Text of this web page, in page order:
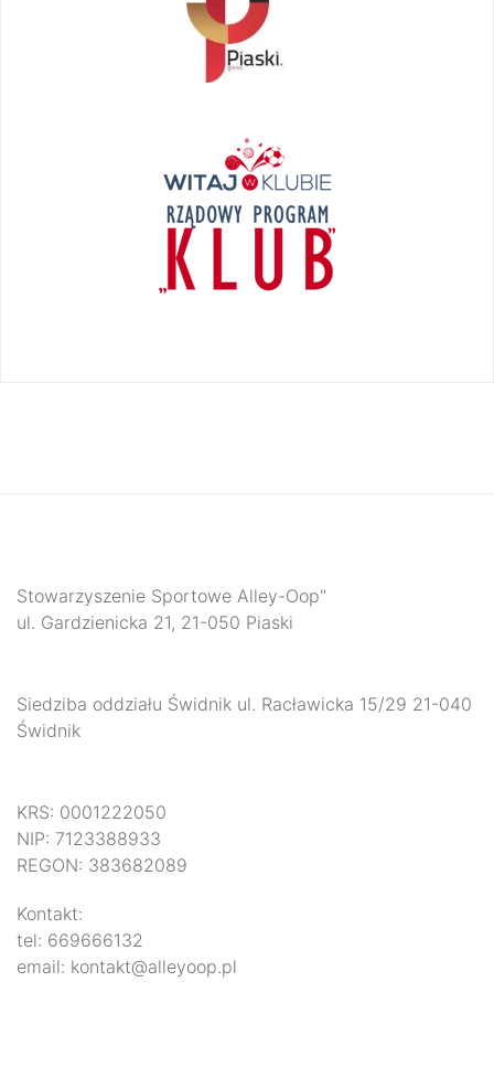
Stowarzyszenie Sportowe Alley-Oop"
ul. Gardzienicka 21, 21-050 Piaski
Siedziba oddziału Świdnik ul. Racławicka 15/29 21-040
Świdnik
KRS: 0001222050
NIP: 7123388933
REGON: 383682089
Kontakt:
tel: 669666132
email: kontakt@alleyoop.pl